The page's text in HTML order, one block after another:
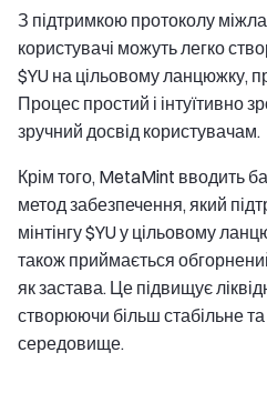
З підтримкою протоколу
користувачі можуть легко
$YU на цільовому ланцюжку,
Процес простий і інтуїтивно
зручний досвід користувачам.
Крім того, MetaMint вводить
метод забезпечення, який
мінтінгу $YU у цільовому
також приймається
як застава. Це підвищує
створюючи більш стабільне
середовище.